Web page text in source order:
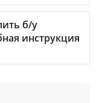
б/у
инструкция